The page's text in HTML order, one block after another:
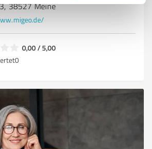
38527 Meine
0,00 / 5,00
0